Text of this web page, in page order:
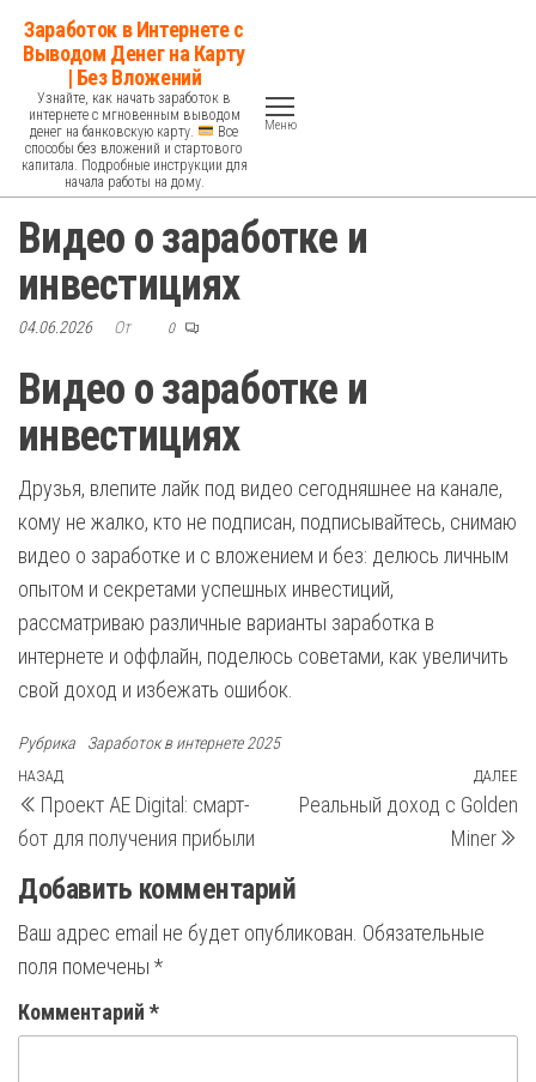
Перейти
содержимому
Заработок в Интернете с
Выводом Денег на Карту
| Без Вложений
Узнайте, как начать заработок в
интернете с мгновенным выводом
денег на банковскую карту.
Все
способы без вложений и стартового
капитала. Подробные инструкции для
начала работы на дому.
Меню
Видео о заработке и
инвестициях
04.06.2026 От 0
Видео о заработке и
инвестициях
Друзья, влепите лайк под видео сегодняшнее на канале,
кому не жалко, кто не подписан, подписывайтесь, снимаю
видео о заработке и с вложением и без: делюсь личным
опытом и секретами успешных инвестиций,
рассматриваю различные варианты заработка в
интернете и оффлайн, поделюсь советами, как увеличить
свой доход и избежать ошибок.
Рубрика Заработок в интернете 2025
Навигация
по
записям
Предыдущая
запись
НАЗАД
Проект AE Digital: смарт-
бот для получения прибыли
ДАЛЕЕ
Реальный доход с Golden
Miner
Добавить комментарий
Ваш адрес email не будет опубликован. Обязательные
поля помечены *
Комментарий *